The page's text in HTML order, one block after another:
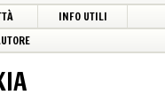
INFO UTILI